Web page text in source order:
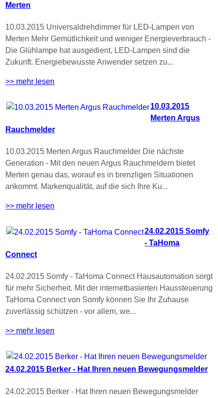
Merten
10.03.2015 Universaldrehdimmer für LED-Lampen von
Merten Mehr Gemütlichkeit und weniger Energieverbrauch -
Die Glühlampe hat ausgedient, LED-Lampen sind die
Zukunft. Energiebewusste Anwender setzen zu...
>> mehr lesen
10.03.2015
Merten Argus
Rauchmelder
10.03.2015 Merten Argus Rauchmelder Die nächste
Generation - Mit den neuen Argus Rauchmeldern bietet
Merten genau das, worauf es in brenzligen Situationen
ankommt. Markenqualität, auf die sich Ihre Ku...
>> mehr lesen
24.02.2015 Somfy
- TaHoma
Connect
24.02.2015 Somfy - TaHoma Connect Hausautomation sorgt
für mehr Sicherheit. Mit der internetbasierten Haussteuerung
TaHoma Connect von Somfy können Sie Ihr Zuhause
zuverlässig schützen - vor allem, we...
>> mehr lesen
24.02.2015 Berker - Hat Ihren neuen Bewegungsmelder
24.02.2015 Berker - Hat Ihren neuen Bewegungsmelder